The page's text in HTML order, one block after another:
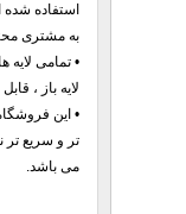
استفاده
به مشتری
• تمامی
لایه باز ،
• این
تر و سریع
می باشد.